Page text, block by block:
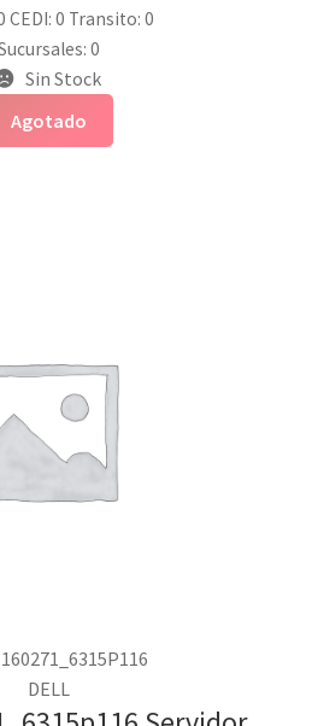
CEDI: 0 Transito: 0
0
Sin Stock
Agotado
DELL